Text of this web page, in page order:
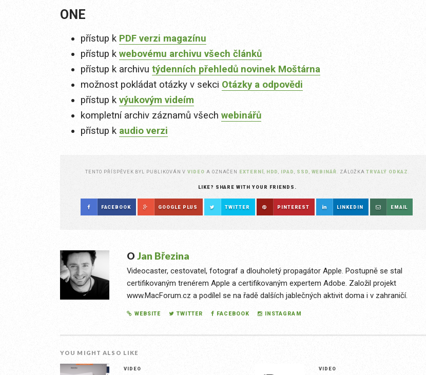
ONE
přístup k PDF verzi magazínu
přístup k webovému archivu všech článků
přístup k archivu týdenních přehledů novinek Moštárna
možnost pokládat otázky v sekci Otázky a odpovědi
přístup k výukovým videím
kompletní archiv záznamů všech webinářů
přístup k audio verzi
TENTO PŘÍSPĚVEK BYL PUBLIKOVÁN VVIDEO A OZNAČEN EXTERNÍ HDD IPAD SSD WEBINÁŘ . ZÁLOŽKATRVALÝ ODKAZ
LIKE? SHARE WITH YOUR FRIENDS.
FACEBOOK GOOGLE PLUS TWITTER PINTEREST LINKEDIN EMAIL
O Jan Březina
Videocaster, cestovatel, fotograf a dlouholetý propagátor Apple. Postupně se stal
certifikovaným trenérem Apple a certifikovaným expertem Adobe. Založil projekt
www.MacForum.cz a podílel se na řadě dalších jablečných aktivit doma i v zahraničí.
WEBSITE TWITTER FACEBOOK INSTAGRAM
YOU MIGHT ALSO LIKE
VIDEO VIDEO